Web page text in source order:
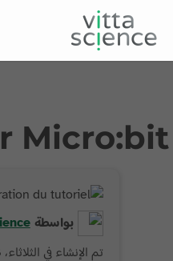
Micro:bit
بواسطة
تم الإنشاء في الثلاثاء، 28 مايو 2019